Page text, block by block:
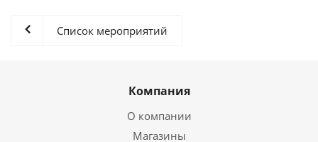
Список мероприятий
Компания
О компании
Магазины